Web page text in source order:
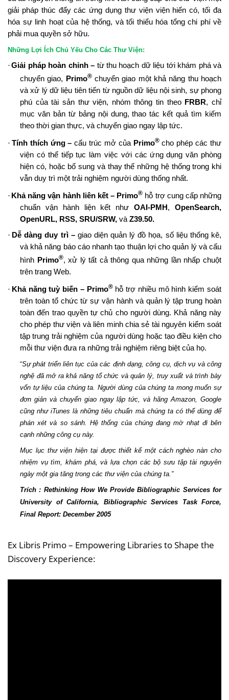
giải pháp thúc đẩy các ứng dụng thư viện viện hiến có, tối đa
hóa sự linh hoạt của hệ thống, và tối thiểu hóa tổng chi phí về
phải mua quyền sở hữu.
Những Lợi Ích Chủ Yếu Cho Các Thư Viện:
· Giải pháp hoàn chỉnh – từ thu hoạch dữ liệu tới khám phá và
chuyển giao,
Primo®chuyển giao một khả năng thu hoạch
và xử lý dữ liệu tiên tiến từ nguồn dữ liệu nội sinh, sự phong
phú của tài sản thư viện, nhóm thông tin theo FRBR, chỉ
mục văn bản từ bảng nội dung, thao tác kết quả tìm kiếm
theo thời gian thực, và chuyển giao ngay lập tức.
· Tính thích ứng –cấu trúc mở của Primo®cho phép các thư
viện có thể tiếp tục làm việc với các ứng dụng văn phòng
hiện có, hoặc bổ sung và thay thế những hệ thống trong khi
vẫn duy trì một trải nghiệm người dùng thống nhất.
· Khả năng vận hành liên kết – Primo® hỗ trợ cung cấp những
chuẩn vận hành liện kết như
OAI-PMH ,OpenSearch,
OpenURL, RSS, SRU/SRW, và Z39.50.
· Dễ dàng duy trì – giao diện quản lý đồ họa, số liệu thống kê,
và khả năng báo cáo nhanh tạo thuận lợi cho quản lý và cấu
hình Primo®, xử lý tất cả thông qua những lần nhấp chuột
trên trang Web.
· Khả năng tuỳ biến – Primo®hỗ trợ nhiều mô hình kiểm soát
trên toàn tổ chức từ sự vận hành và quản lý tập trung hoàn
toàn đến trao quyền tự chủ cho người dùng. Khả năng này
cho phép thư viện và liên minh chia sẻ tài nguyên kiểm soát
tập trung trải nghiệm của người dùng hoặc tạo điều kiện cho
mỗi thư viện đưa ra những trải nghiệm riêng biệt của họ.
“Sự phát triển liên tục của các định dạng, công cụ, dịch vụ và công
nghệ đã mở ra khả năng tổ chức và quản lý, truy xuất và trình bày
vốn tự liệu của chúng ta. Người dùng của chúng ta mong muốn sự
đơn giản và chuyển giao ngay lập tức, và hãng Amazon, Google
cũng như iTunes là những tiêu chuẩn mà chúng ta có thể dùng để
phán xét và so sánh. Hệ thống của chúng đang mờ nhạt đi bên
cạnh những công cụ này.
Mục lục thư viện hiện tại được thiết kế một cách nghèo nàn cho
nhiệm vụ tìm, khám phá, và lựa chọn các bộ sưu tập tài nguyên
ngày một gia tăng trong các thư viện của chúng ta.”
Trích : Rethinking How We Provide Bibliographic Services for
Universityof California, Bibliographic Services Task Force,
Final Report: December 2005
Ex Libris Primo – Empowering Libraries to Shape the
Discovery Experience: